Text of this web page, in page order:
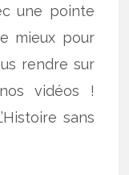
une pointe
mieux pour
rendre sur
vidéos !
sans